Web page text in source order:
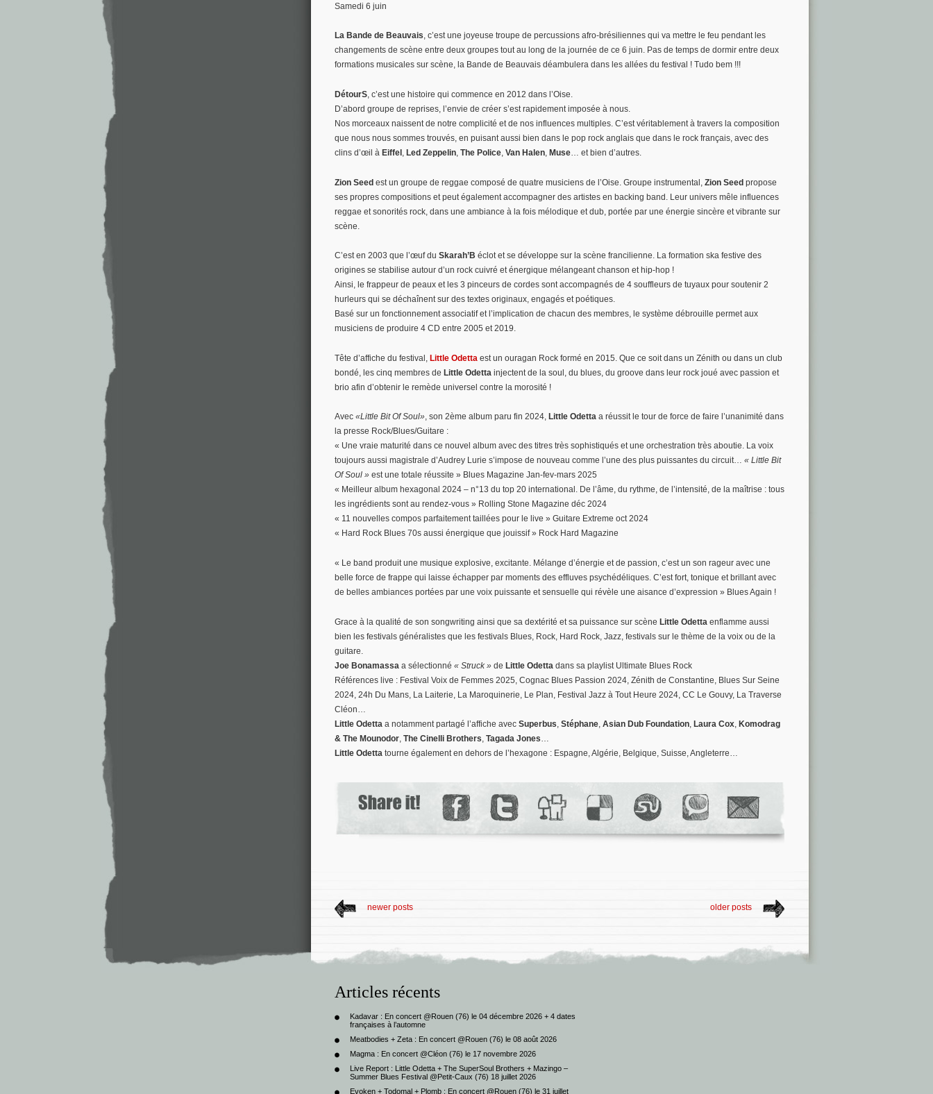
Samedi 6 juin
La Bande de Beauvais, c’est une joyeuse troupe de percussions afro-brésiliennes qui va mettre le feu pendant les
changements de scène entre deux groupes tout au long de la journée de ce 6 juin. Pas de temps de dormir entre deux
formations musicales sur scène, la Bande de Beauvais déambulera dans les allées du festival ! Tudo bem !!!
DétourS, c’est une histoire qui commence en 2012 dans l’Oise.
D’abord groupe de reprises, l’envie de créer s’est rapidement imposée à nous.
Nos morceaux naissent de notre complicité et de nos influences multiples. C’est véritablement à travers la composition
que nous nous sommes trouvés, en puisant aussi bien dans le pop rock anglais que dans le rock français, avec des
clins d’œil à Eiffel , Led Zeppelin, The Police, Van Halen, Muse… et bien d’autres.
Zion Seed est un groupe de reggae composé de quatre musiciens de l’Oise. Groupe instrumental, Zion Seed propose
ses propres compositions et peut également accompagner des artistes en backing band. Leur univers mêle influences
reggae et sonorités rock, dans une ambiance à la fois mélodique et dub, portée par une énergie sincère et vibrante sur
scène.
C’est en 2003 que l’œuf du Skarah’B éclot et se développe sur la scène francilienne. La formation ska festive des
origines se stabilise autour d’un rock cuivré et énergique mélangeant chanson et hip-hop !
Ainsi, le frappeur de peaux et les 3 pinceurs de cordes sont accompagnés de 4 souffleurs de tuyaux pour soutenir 2
hurleurs qui se déchaînent sur des textes originaux, engagés et poétiques.
Basé sur un fonctionnement associatif et l’implication de chacun des membres, le système débrouille permet aux
musiciens de produire 4 CD entre 2005 et 2019.
Tête d’affiche du festival, Little Odetta est un ouragan Rock formé en 2015. Que ce soit dans un Zénith ou dans un club
bondé, les cinq membres de Little Odetta injectent de la soul, du blues, du groove dans leur rock joué avec passion et
brio afin d’obtenir le remède universel contre la morosité !
Avec «Little Bit Of Soul», son 2ème album paru fin 2024, Little Odetta a réussit le tour de force de faire l’unanimité dans
la presse Rock/Blues/Guitare :
« Une vraie maturité dans ce nouvel album avec des titres très sophistiqués et une orchestration très aboutie. La voix
toujours aussi magistrale d’Audrey Lurie s’impose de nouveau comme l’une des plus puissantes du circuit… « Little Bit
Of Soul » est une totale réussite » Blues Magazine Jan-fev-mars 2025
« Meilleur album hexagonal 2024 – n°13 du top 20 international. De l’âme, du rythme, de l’intensité, de la maîtrise : tous
les ingrédients sont au rendez-vous » Rolling Stone Magazine déc 2024
« 11 nouvelles compos parfaitement taillées pour le live » Guitare Extreme oct 2024
« Hard Rock Blues 70s aussi énergique que jouissif » Rock Hard Magazine
« Le band produit une musique explosive, excitante. Mélange d’énergie et de passion, c’est un son rageur avec une
belle force de frappe qui laisse échapper par moments des effluves psychédéliques. C’est fort, tonique et brillant avec
de belles ambiances portées par une voix puissante et sensuelle qui révèle une aisance d’expression » Blues Again !
Grace à la qualité de son songwriting ainsi que sa dextérité et sa puissance sur scène Little Odetta enflamme aussi
bien les festivals généralistes que les festivals Blues, Rock, Hard Rock, Jazz, festivals sur le thème de la voix ou de la
guitare.
Joe Bonamassa a sélectionné « Struck » de Little Odetta dans sa playlist Ultimate Blues Rock
Références live : Festival Voix de Femmes 2025, Cognac Blues Passion 2024, Zénith de Constantine, Blues Sur Seine
2024, 24h Du Mans, La Laiterie, La Maroquinerie, Le Plan, Festival Jazz à Tout Heure 2024, CC Le Gouvy, La Traverse
Cléon…
Little Odetta a notamment partagé l’affiche avec Superbus Stéphane Asian Dub Foundation Laura Cox Komodrag
& The Mounodor The Cinelli Brothers Tagada Jones
Little Odetta tourne également en dehors de l’hexagone : Espagne, Algérie, Belgique, Suisse, Angleterre…
newer posts older posts
Articles récents
Kadavar : En concert @Rouen (76) le 04 décembre 2026 + 4 dates
françaises à l’automne
Meatbodies + Zeta : En concert @Rouen (76) le 08 août 2026
Magma : En concert @Cléon (76) le 17 novembre 2026
Live Report : Little Odetta + The SuperSoul Brothers + Mazingo –
Summer Blues Festival @Petit-Caux (76) 18 juillet 2026
Evoken + Todomal + Plomb : En concert @Rouen (76) le 31 juillet